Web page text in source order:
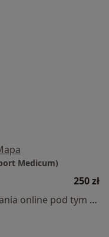
Medicum)
250 zł
Specjalista nie oferuje umawiania online pod tym adresem.